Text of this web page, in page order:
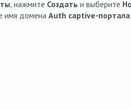
, нажмите Создать и выберите
имя доменаAuth captive-портала,